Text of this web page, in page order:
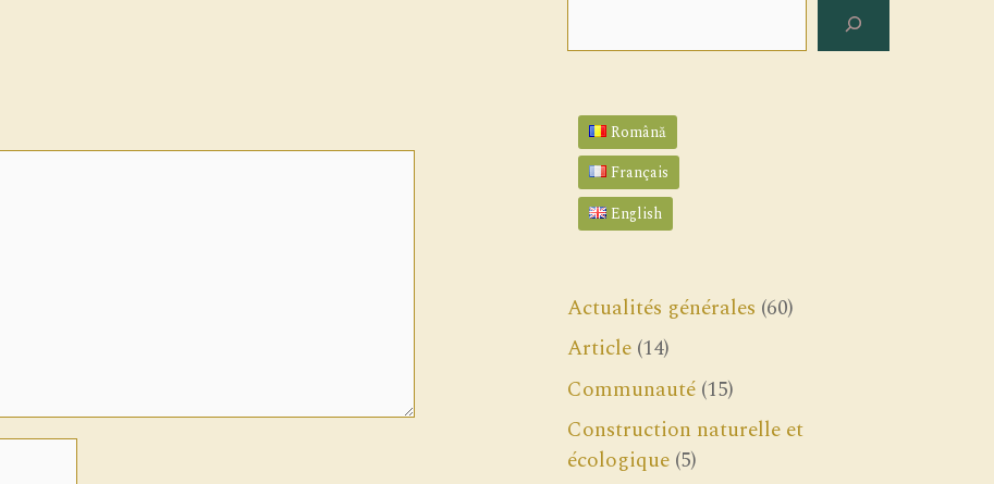
Română
Français
English
Actualités générales (60)
Article (14)
Communauté (15)
Construction naturelle et
écologique (5)